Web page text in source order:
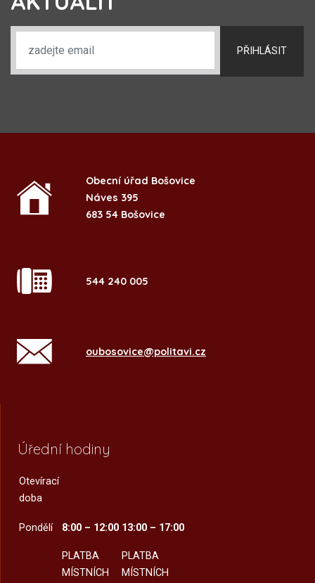
PŘIHLÁSIT
Obecní úřad Bošovice
Náves 395
683 54 Bošovice
544 240 005
oubosovice@politavi.cz
Úřední hodiny
Otevírací
doba
Pondělí 8:00 – 12:00
PLATBA
MÍSTNÍCH
13:00 – 17:00
PLATBA
MÍSTNÍCH